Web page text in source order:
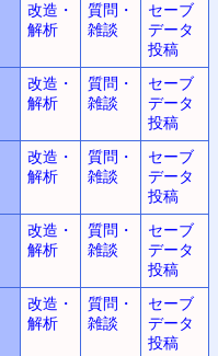
改造・
解析
質問・
雑談
セーブ
データ
投稿
改造・
解析
質問・
雑談
セーブ
データ
投稿
改造・
解析
質問・
雑談
セーブ
データ
投稿
改造・
解析
質問・
雑談
セーブ
データ
投稿
改造・
解析
質問・
雑談
セーブ
データ
投稿